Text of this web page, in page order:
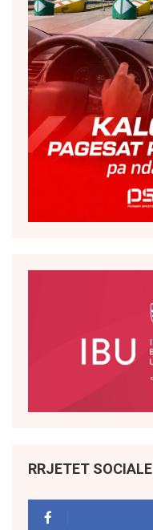
RRJETET SOCIALE